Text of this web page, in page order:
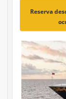
Reserva